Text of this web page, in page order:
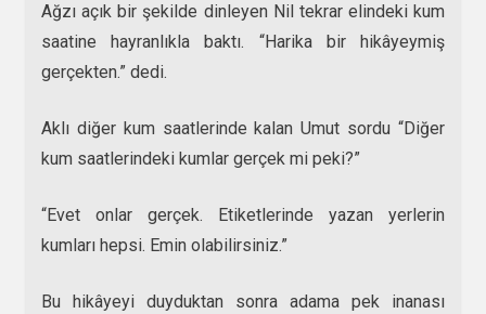
Ağzı açık bir şekilde dinleyen Nil tekrar elindeki kum
saatine hayranlıkla baktı. “Harika bir hikâyeymiş
gerçekten.” dedi.
Aklı diğer kum saatlerinde kalan Umut sordu “Diğer
kum saatlerindeki kumlar gerçek mi peki?”
“Evet onlar gerçek. Etiketlerinde yazan yerlerin
kumları hepsi. Emin olabilirsiniz.”
Bu hikâyeyi duyduktan sonra adama pek inanası